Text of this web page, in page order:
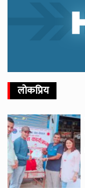
लोकप्रिय